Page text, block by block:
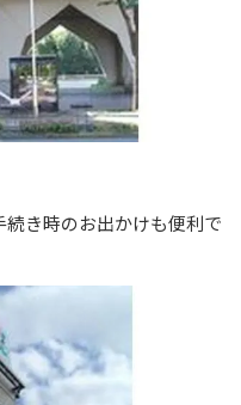
き時のお出かけも便利で